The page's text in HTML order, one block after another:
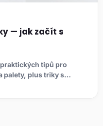
— jak začít s
tipů pro
palety, plus triky s